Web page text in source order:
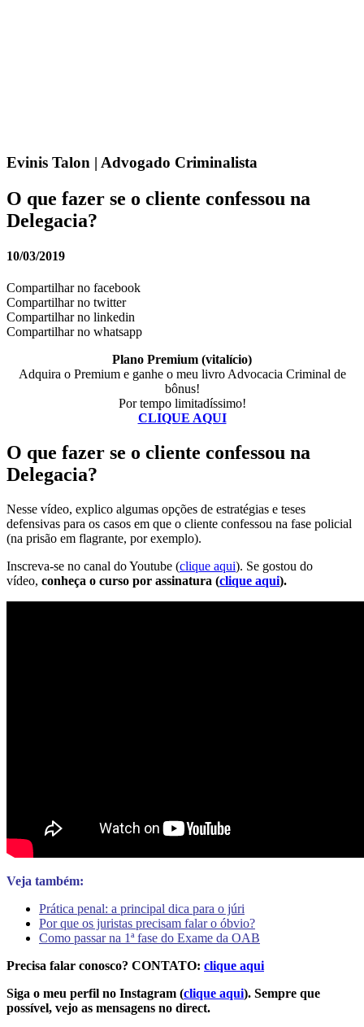
Evinis Talon | Advogado Criminalista
O que fazer se o cliente confessou na
Delegacia?
10/03/2019
Compartilhar no facebook
Compartilhar no twitter
Compartilhar no linkedin
Compartilhar no whatsapp
Plano Premium (vitalício)
Adquira o Premium e ganhe o meu livro Advocacia Criminal de
bônus!
Por tempo limitadíssimo!
CLIQUE AQUI
O que fazer se o cliente confessou na
Delegacia?
Nesse vídeo, explico algumas opções de estratégias e teses
defensivas para os casos em que o cliente confessou na fase policial
(na prisão em flagrante, por exemplo).
Inscreva-se no canal do Youtube (clique aqui). Se gostou do
vídeo, conheça o curso por assinatura (clique aqui).
Veja também:
Prática penal: a principal dica para o júri
Por que os juristas precisam falar o óbvio?
Como passar na 1ª fase do Exame da OAB
Precisa falar conosco? CONTATO: clique aqui
Siga o meu perfil no Instagram (clique aqui). Sempre que
possível, vejo as mensagens no direct.